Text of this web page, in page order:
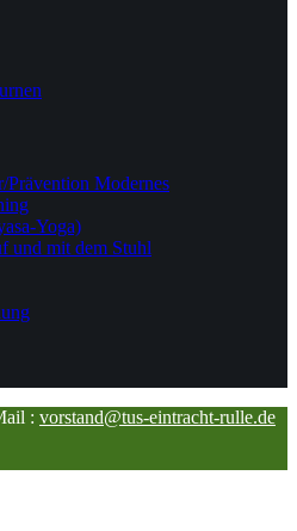
Modernes
Yoga)
und mit dem Stuhl
: vorstand@tus-eintracht-rulle.de